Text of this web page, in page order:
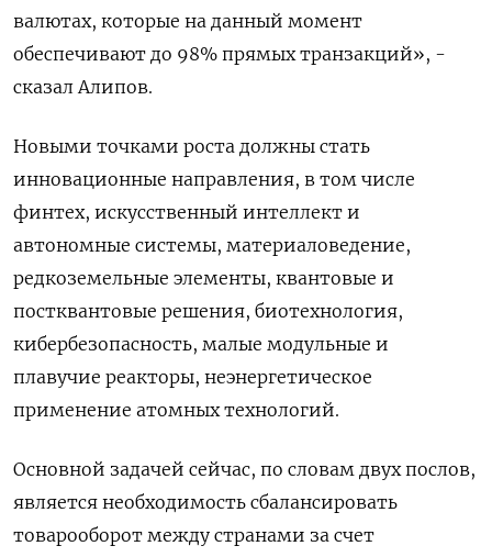
валютах, которые на данный момент
обеспечивают до 98% прямых транзакций», -
сказал Алипов.
Новыми ‌точками роста должны стать
инновационные направления, в том числе
финтех, искусственный интеллект и
автономные системы, материаловедение,
редкоземельные элементы, квантовые и
постквантовые решения, биотехнология,
кибербезопасность, малые модульные и ​
плавучие реакторы, неэнергетическое
применение атомных технологий.
Основной задачей сейчас, по словам двух послов,
является необходимость сбалансировать
товарооборот между странами за счет